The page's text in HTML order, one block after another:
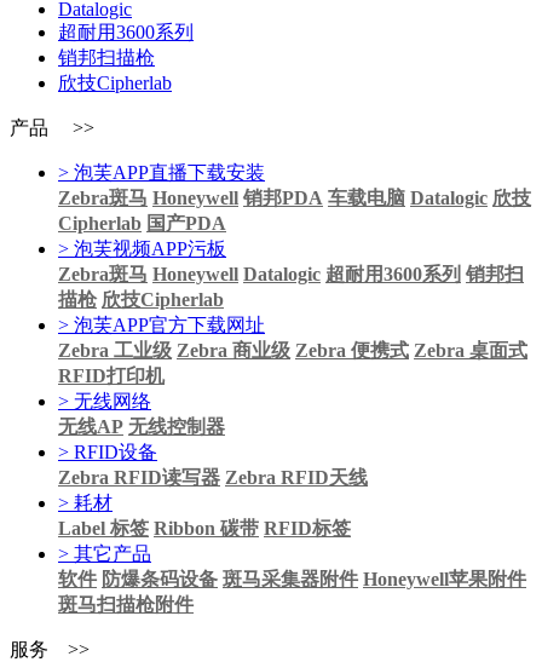
Datalogic
超耐用3600系列
销邦扫描枪
欣技Cipherlab
产品 >>
> 泡芙APP直播下载安装
Zebra斑马 Honeywell 销邦PDA 车载电脑 Datalogic 欣技
Cipherlab 国产PDA
> 泡芙视频APP污板
Zebra斑马 Honeywell Datalogic 超耐用3600系列 销邦扫
描枪 欣技Cipherlab
> 泡芙APP官方下载网址
Zebra 工业级 Zebra 商业级 Zebra 便携式 Zebra 桌面式
RFID打印机
> 无线网络
无线AP 无线控制器
> RFID设备
Zebra RFID读写器 Zebra RFID天线
> 耗材
Label 标签 Ribbon 碳带 RFID标签
> 其它产品
软件 防爆条码设备 斑马采集器附件 Honeywell苹果附件
斑马扫描枪附件
服务 >>